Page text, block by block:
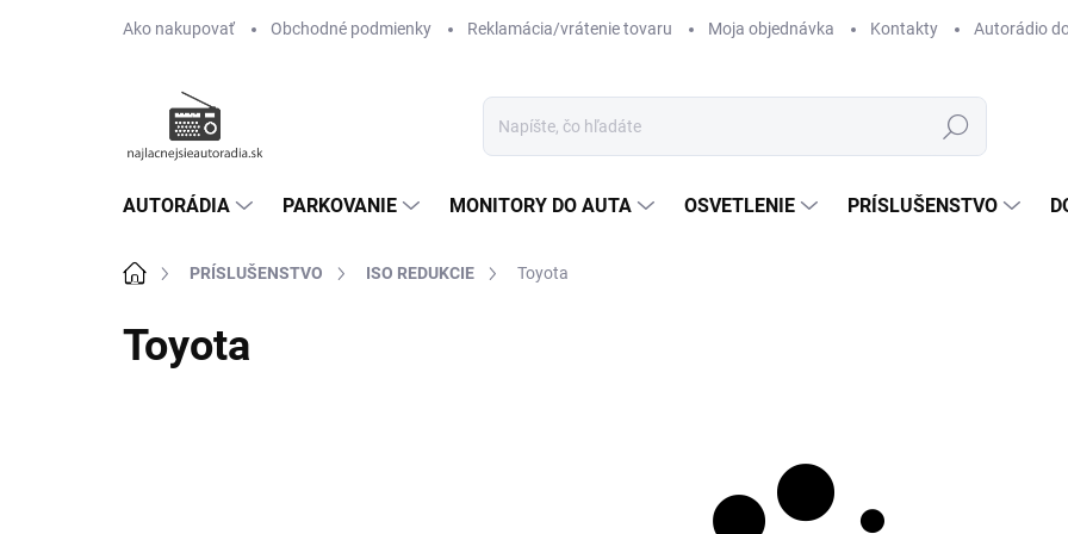
Ako nakupovať Obchodné podmienky Reklamácia/vrátenie tovaru Moja objednávka Kontakty Autorádio
Hľadať
AUTORÁDIA PARKOVANIE MONITORY DO AUTA OSVETLENIE PRÍSLUŠENSTVO
DomovPRÍSLUŠENSTVO ISO REDUKCIE Toyota
Toyota